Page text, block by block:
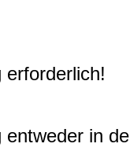
erforderlich!
entweder in